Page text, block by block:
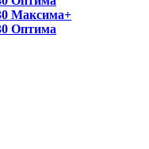
Максима+
Оптима